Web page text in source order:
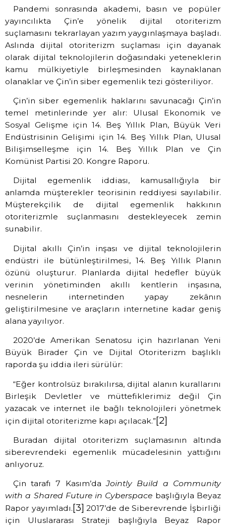
Pandemi sonrasında akademi, basın ve popüler
yayıncılıkta Çin’e yönelik dijital otoriterizm
suçlamasını tekrarlayan yazım yaygınlaşmaya başladı.
Aslında dijital otoriterizm suçlaması için dayanak
olarak dijital teknolojilerin doğasındaki yeteneklerin
kamu mülkiyetiyle birleşmesinden kaynaklanan
olanaklar ve Çin’in siber egemenlik tezi gösteriliyor.
Çin’in siber egemenlik haklarını savunacağı Çin’in
temel metinlerinde yer alır: Ulusal Ekonomik ve
Sosyal Gelişme için 14. Beş Yıllık Plan, Büyük Veri
Endüstrisinin Gelişimi için 14. Beş Yıllık Plan, Ulusal
Bilişimselleşme için 14. Beş Yıllık Plan ve Çin
Komünist Partisi 20. Kongre Raporu.
Dijital egemenlik iddiası, kamusallığıyla bir
anlamda müşterekler teorisinin reddiyesi sayılabilir.
Müşterekçilik de dijital egemenlik hakkının
otoriterizmle suçlanmasını destekleyecek zemin
sunabilir.
Dijital akıllı Çin’in inşası ve dijital teknolojilerin
endüstri ile bütünleştirilmesi, 14. Beş Yıllık Planın
özünü oluşturur. Planlarda dijital hedefler büyük
verinin yönetiminden akıllı kentlerin inşasına,
nesnelerin internetinden yapay zekânın
geliştirilmesine ve araçların internetine kadar geniş
alana yayılıyor.
2020’de Amerikan Senatosu için hazırlanan Yeni
Büyük Birader Çin ve Dijital Otoriterizm başlıklı
raporda şu iddia ileri sürülür:
“Eğer kontrolsüz bırakılırsa, dijital alanın kurallarını
Birleşik Devletler ve müttefiklerimiz değil Çin
yazacak ve internet ile bağlı teknolojileri yönetmek
için dijital otoriterizme kapı açılacak.”[2]
Buradan dijital otoriterizm suçlamasının altında
siberevrendeki egemenlik mücadelesinin yattığını
anlıyoruz.
Çin tarafı 7 Kasım’daJointly Build a Community
with a Shared Future in Cyberspace başlığıyla Beyaz
Rapor yayımladı.[3] 2017’de de Siberevrende İşbirliği
için Uluslararası Strateji başlığıyla Beyaz Rapor